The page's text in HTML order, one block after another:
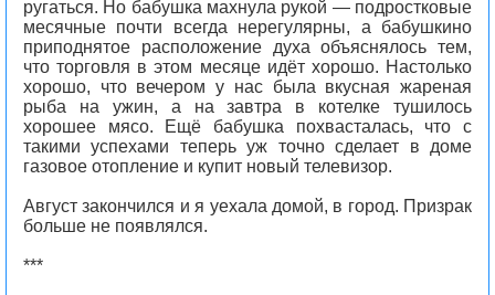
ругаться. Но бабушка махнула рукой — подростковые
месячные почти всегда нерегулярны, а бабушкино
приподнятое расположение духа объяснялось тем,
что торговля в этом месяце идёт хорошо. Настолько
хорошо, что вечером у нас была вкусная жареная
рыба на ужин, а на завтра в котелке тушилось
хорошее мясо. Ещё бабушка похвасталась, что с
такими успехами теперь уж точно сделает в доме
газовое отопление и купит новый телевизор.
Август закончился и я уехала домой, в город. Призрак
больше не появлялся.
***